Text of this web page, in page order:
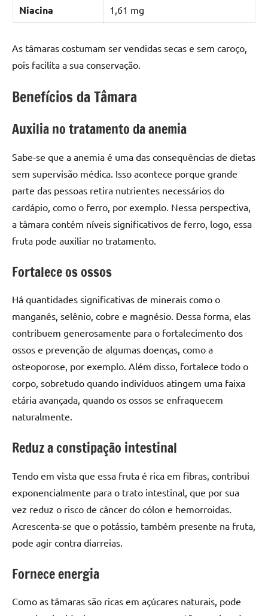
Niacina 1,61 mg
As tâmaras costumam ser vendidas secas e sem caroço,
pois facilita a sua conservação.
Benefícios da Tâmara
Auxilia no tratamento da anemia
Sabe-se que a anemia é uma das consequências de dietas
sem supervisão médica. Isso acontece porque grande
parte das pessoas retira nutrientes necessários do
cardápio, como o ferro, por exemplo. Nessa perspectiva,
a tâmara contém níveis significativos de ferro, logo, essa
fruta pode auxiliar no tratamento.
Fortalece os ossos
Há quantidades significativas de minerais como o
manganês, selênio, cobre e magnésio. Dessa forma, elas
contribuem generosamente para o fortalecimento dos
ossos e prevenção de algumas doenças, como a
osteoporose, por exemplo. Além disso, fortalece todo o
corpo, sobretudo quando indivíduos atingem uma faixa
etária avançada, quando os ossos se enfraquecem
naturalmente.
Reduz a constipação intestinal
Tendo em vista que essa fruta é rica em fibras, contribui
exponencialmente para o trato intestinal, que por sua
vez reduz o risco de câncer do cólon e hemorroidas.
Acrescenta-se que o potássio, também presente na fruta,
pode agir contra diarreias.
Fornece energia
Como as tâmaras são ricas em açúcares naturais, pode